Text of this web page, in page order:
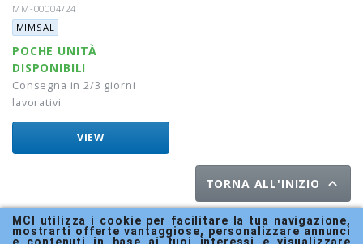
MCI utilizza i cookie per facilitare la tua navigazione,
mostrarti offerte vantaggiose, personalizzare annunci
Riferimento:
MM-00004/24
Marca:
MIMSAL
POCHE UNITÀ
DISPONIBILI
Consegna in 2/3 giorni
lavorativi
VIEW
TORNA ALL'INIZIO 